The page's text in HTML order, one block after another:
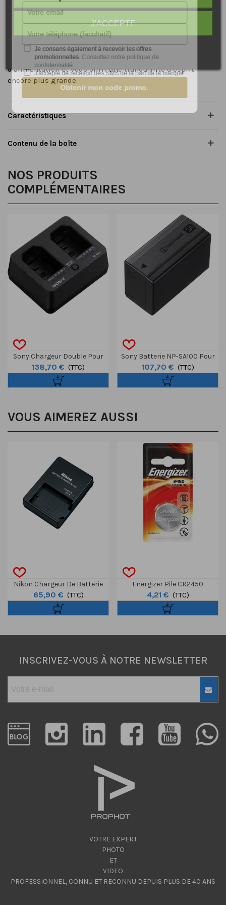
Sécurité Optimale: Le système de protection
d'alimentation breveté d'Omnicharge assure la sécurité de
vos appareils contre la surchauffe, les courts-circuits et
les surtensions, prolongeant ainsi leur durée de vie.
Autonomie Supplémentaire: Le Bundle Pro inclut une
batterie supplémentaire pour doubler votre capacité
d'alimentation et vous offrir une tranquillité d'esprit
encore plus grande.
Caractéristiques
Contenu de la boîte
NOS PRODUITS
COMPLÉMENTAIRES
Sony Chargeur Double Pour
Batterie NP-SA100
138,70 € (TTC)
Sony Batterie NP-SA100 Pour
Alpha 7R VI
107,70 € (TTC)
VOUS AIMEREZ AUSSI
Nikon Chargeur De Batterie
MH-24
65,90 € (TTC)
Energizer Pile CR2450
(lithium)
4,21 € (TTC)
INSCRIVEZ-VOUS À NOTRE NEWSLETTER
VOTRE EXPERT
PHOTO
ET
VIDEO
PROFESSIONNEL, CONNU ET RECONNU DEPUIS PLUS DE 40 ANS
J'ACCEPTE
Je consens également à recevoir les offres
promotionnelles. Consultez notre politique de
confidentialité.
J'accepte de recevoir des SMS de la part de la marque.
Obtenir mon code promo.